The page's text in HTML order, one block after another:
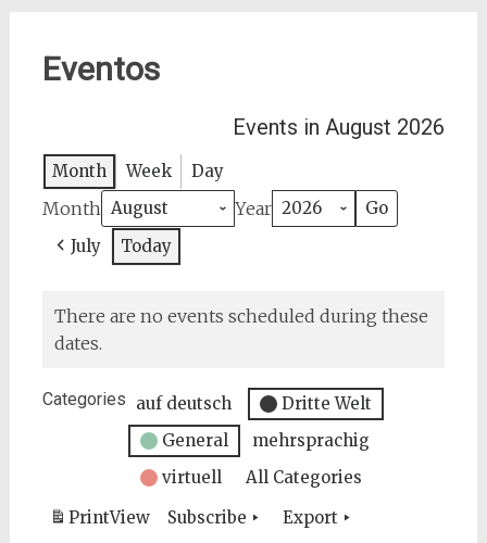
Eventos
Events in August 2026
Month Week Day
Month Year
July Today
There are no events scheduled during these
dates.
Categories auf deutsch
Dritte Welt
General
mehrsprachig
virtuell
All Categories
PrintView Subscribe Export